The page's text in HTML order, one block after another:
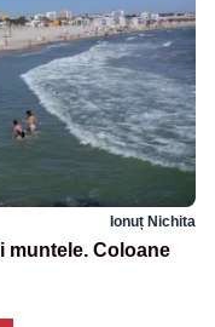
Ionuț Nichita
muntele. Coloane